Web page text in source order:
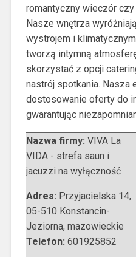
romantyczny wieczór
Nasze wnętrza
wystrojem i
tworzą intymną
skorzystać z opcji
nastrój spotkania. Nasza
dostosowanie oferty do
gwarantując
Nazwa firmy: VIVA La
VIDA - strefa saun i
jacuzzi na wyłączność
Adres: Przyjacielska 14,
05-510 Konstancin-
Jeziorna, mazowieckie
Telefon: 601925852